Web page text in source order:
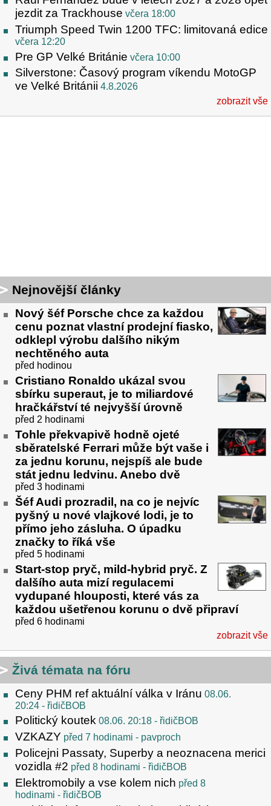
jezdit za Trackhouse včera 18:00
Triumph Speed Twin 1200 TFC: limitovaná edice
včera 12:20
Pre GP Velké Británie včera 10:00
Silverstone: Časový program víkendu MotoGP
ve Velké Británii 4.8.2026
zobrazit vše
Nejnovější články
Nový šéf Porsche chce za každou
cenu poznat vlastní prodejní fiasko,
odklepl výrobu dalšího nikým
nechtěného auta
před hodinou
Cristiano Ronaldo ukázal svou
sbírku superaut, je to miliardové
hračkářství té nejvyšší úrovně
před 2 hodinami
Tohle překvapivě hodně ojeté
sběratelské Ferrari může být vaše i
za jednu korunu, nejspíš ale bude
stát jednu ledvinu. Anebo dvě
před 3 hodinami
Šéf Audi prozradil, na co je nejvíc
pyšný u nové vlajkové lodi, je to
přímo jeho zásluha. O úpadku
značky to říká vše
před 5 hodinami
Start-stop pryč, mild-hybrid pryč. Z
dalšího auta mizí regulacemi
vydupané hlouposti, které vás za
každou ušetřenou korunu o dvě připraví
před 6 hodinami
zobrazit vše
Živá témata na fóru
Ceny PHM ref aktuální válka v Iránu 08.06.
20:24 - řidičBOB
Politický koutek 08.06. 20:18 - řidičBOB
VZKAZY před 7 hodinami - pavproch
Policejni Passaty, Superby a neoznacena merici
vozidla #2 před 8 hodinami - řidičBOB
Elektromobily a vse kolem nich před 8
hodinami - řidičBOB